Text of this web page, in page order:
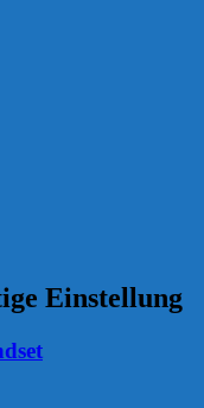
Einstellung